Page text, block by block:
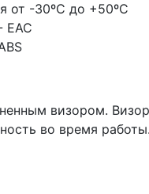
от -30ºС до +50ºС
ЕАС
визором.
во время